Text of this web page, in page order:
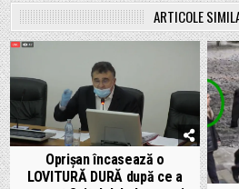
ARTICOLE
Oprișan încasează o
LOVITURĂ DURĂ după ce a